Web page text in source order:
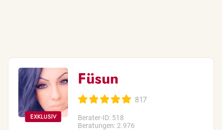
Füsun
817
Berater-ID: 518
Beratungen: 2.976